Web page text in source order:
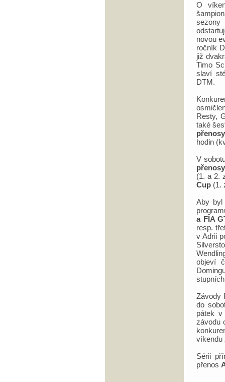
O
sezony
novou
ročník
již
Timo
slaví
DTM.
Resty,
také
hodin
V
přenosy
(1. a 2.
Cup (1.
Aby byl
a FIA
resp.
v Adrii
objeví
Závody
do
pátek
závodu
víkendu
Sérii
přenos